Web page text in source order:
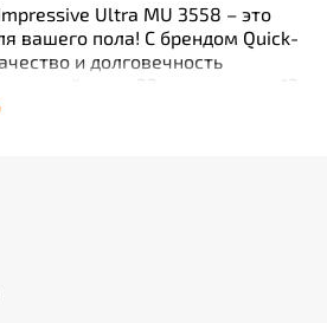
Ultra MU 3558 – это
вашего пола! С брендом Quick-
и долговечность
33, а толщина в 12
звукоизоляцию.
быстрой и простой,
и деньги. Покрытие имеет
сторонам для красивого
от грязи. Кроме того,
подложку IXPE,
свойства напольного